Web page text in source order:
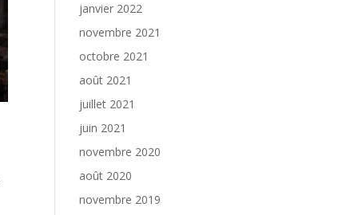
janvier 2022
novembre 2021
octobre 2021
août 2021
juillet 2021
juin 2021
novembre 2020
août 2020
novembre 2019